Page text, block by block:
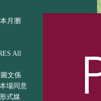
月瀏
All
文係
場同意
式媒